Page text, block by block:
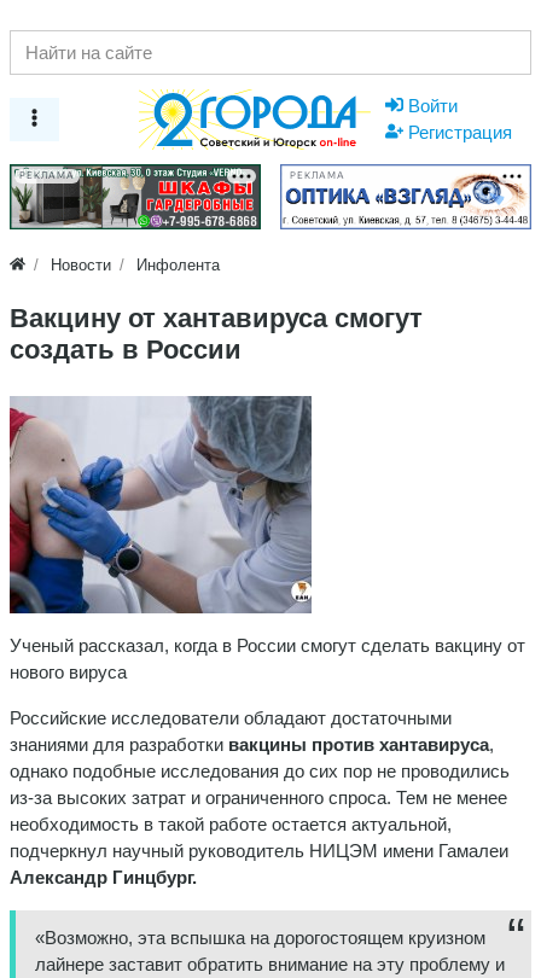
Войти
Регистрация
РЕКЛАМА РЕКЛАМА
Новости Инфолента
Вакцину от хантавируса смогут
создать в России
Ученый рассказал, когда в России смогут сделать вакцину от
нового вируса
Российские исследователи обладают достаточными
знаниями для разработки вакцины против хантавируса,
однако подобные исследования до сих пор не проводились
из-за высоких затрат и ограниченного спроса. Тем не менее
необходимость в такой работе остается актуальной,
подчеркнул научный руководитель НИЦЭМ имени Гамалеи
Александр Гинцбург.
«Возможно, эта вспышка на дорогостоящем круизном
лайнере заставит обратить внимание на эту проблему и